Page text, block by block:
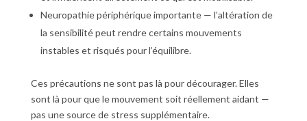
Neuropathie périphérique importante — l’altération de
la sensibilité peut rendre certains mouvements
instables et risqués pour l’équilibre.
Ces précautions ne sont pas là pour décourager. Elles
sont là pour que le mouvement soit réellement aidant —
pas une source de stress supplémentaire.